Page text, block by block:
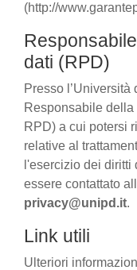
(http://
dati (RPD)
Presso l’Università
Responsabile
RPD) a cui potersi
relative al
l'esercizio dei
essere contattato
privacy@unipd.it.
Link utili
Ulteriori